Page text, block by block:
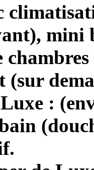
mini
: